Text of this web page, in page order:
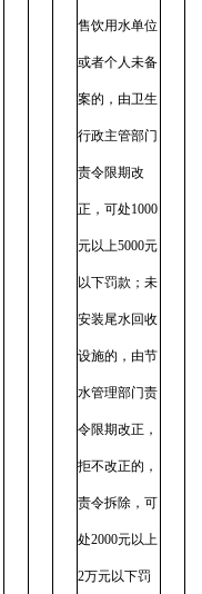
售饮用水单位
或者个人未备
案的，由卫生
行政主管部门
责令限期改
正，可处1000
元以上5000元
以下罚款；未
安装尾水回收
设施的，由节
水管理部门责
令限期改正，
拒不改正的，
责令拆除，可
处2000元以上
2万元以下罚